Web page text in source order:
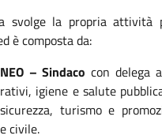
svolge la propria attività
è composta da:
– Sindacocon delega
igiene e salute
turismo e
civile.